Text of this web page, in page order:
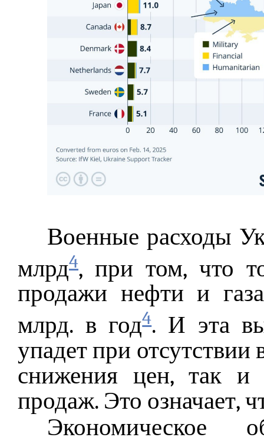
Военные расходы
млрд4, при том, что
продажи нефти и
млрд. в год4. И эта
упадет при отсутствии
снижения цен, так и
продаж. Это означает,
Экономическое